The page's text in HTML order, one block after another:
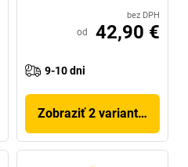
bez DPH
od 42,90 €
9-10 dni
Zobraziť 2 variantov